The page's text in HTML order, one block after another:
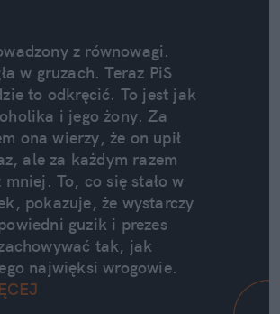
z równowagi.
w gruzach. Teraz PiS
to odkręcić. To jest jak
i jego żony. Za
ona wierzy, że on upił
ale za każdym razem
To, co się stało w
pokazuje, że wystarczy
guzik i prezes
tak, jak